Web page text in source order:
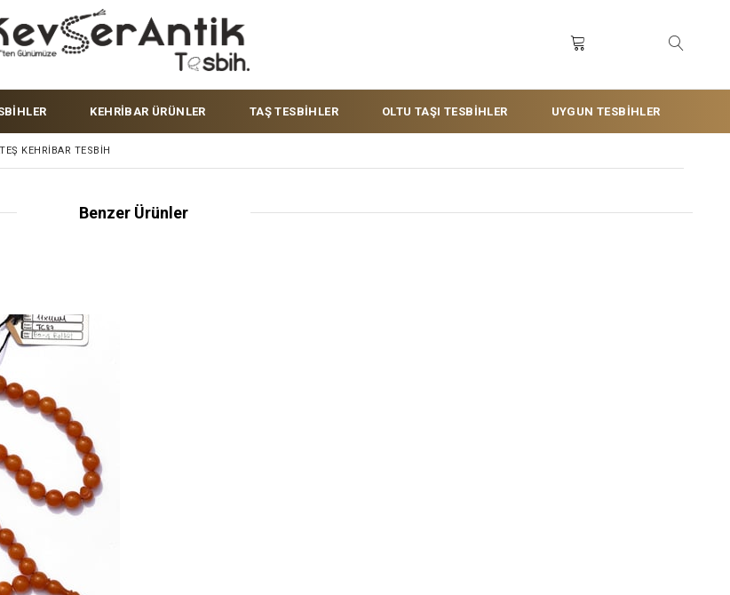
KEHRİBAR ÜRÜNLER TAŞ TESBİHLER OLTU TAŞI TESBİHLER UYGUN TESBİHLER
KEHRIBAR TESBIH
Benzer Ürünler